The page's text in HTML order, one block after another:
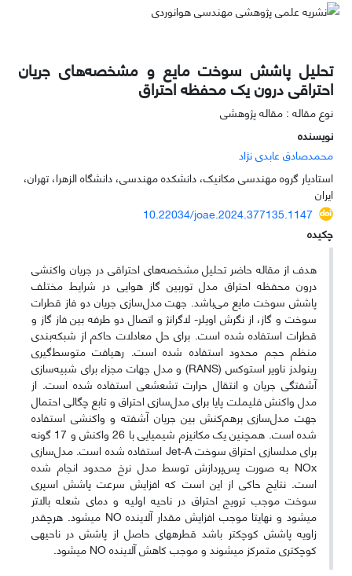
تحلیل پاشش سوخت مایع و مشخصه‌های جریان
احتراقی درون یک محفظه احتراق
نوع مقاله : مقاله پژوهشی
نویسنده
محمدصادق عابدی نژاد
استادیار گروه مهندسی مکانیک، دانشکده مهندسی، دانشگاه الزهرا، تهران،
ایران
10.22034/joae.2024.377135.1147
چکیده
هدف از مقاله حاضر تحلیل مشخصه‌های احتراقی در جریان واکنشی
درون محفظه احتراق مدل توربین گاز هوایی در شرایط مختلف
پاشش سوخت مایع می‌باشد. جهت ‌مدل‌سازی جریان دو فاز قطرات
سوخت و گاز، از نگرش اویلر- لاگرانژ و اتصال دو طرفه بین فاز گاز و
قطرات استفاده شده است. برای حل معادلات حاکم از شبکه‌بندی
منظم حجم محدود استفاده شده است. رهیافت‌ متوسط‌گیری
رینولدز ناویر استوکس (RANS) و مدل جهات مجزاء برای شبیه‌سازی
آشفتگی جریان و انتقال حرارت تشعشعی استفاده شده است. از
مدل‌ واکنش فلیملت پایا برای مدل‌سازی احتراق و تابع چگالی احتمال
جهت مدل‌سازی برهم‌کنش بین جریان آشفته و واکنشی استفاده
شده است. همچنین یک مکانیزم شیمیایی با 26 واکنش و 17 گونه
برای مدل‏سازی احتراق سوخت Jet-A استفاده شده است. مدل‌سازی
NOx به صورت پس‌پردازش توسط مدل‌ نرخ محدود انجام شده
است. نتایج حاکی از این است که افزایش سرعت پاشش اسپری
سوخت موجب ترویج احتراق در ناحیه اولیه و دمای شعله بالاتر
می‏شود و نهایتا موجب افزایش مقدار آلاینده NO می‏شود. هرچقدر
زاویه پاشش کوچکتر باشد قطره‏های حاصل از پاشش در ناحیه‏ی
کوچکتری متمرکز می‏شوند و موجب کاهش آلاینده‏ NO می‏شود.